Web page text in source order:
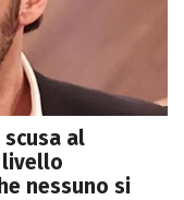
al
livello
nessuno si